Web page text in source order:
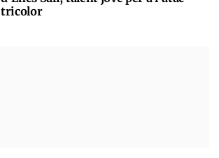
tricolor